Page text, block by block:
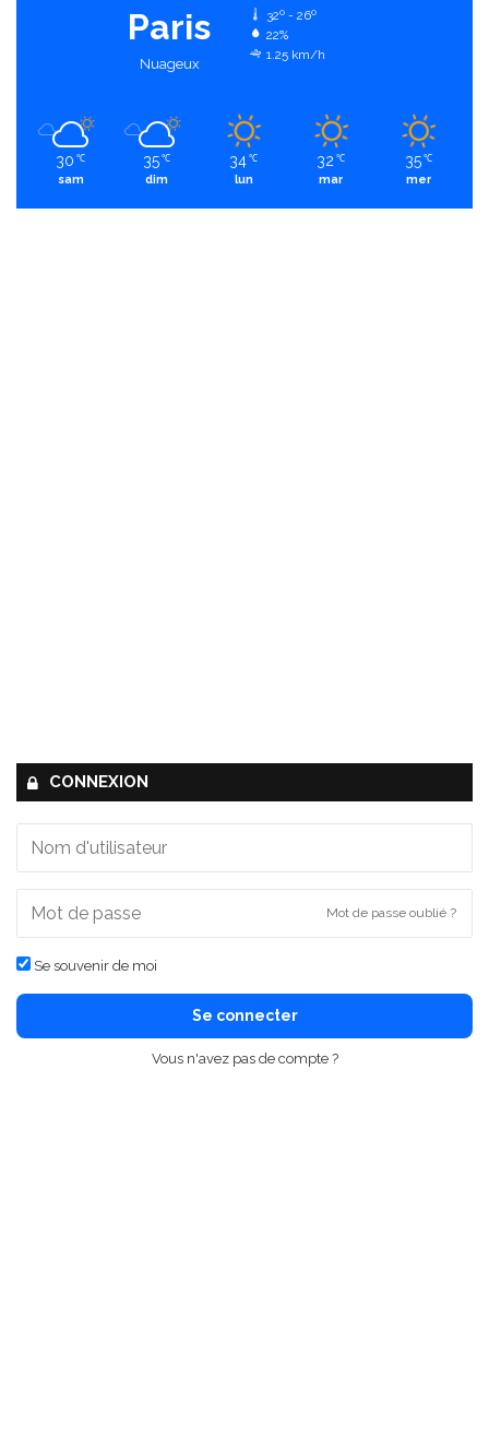
Paris
Nuageux
32º - 26º
22%
1.25 km/h
30 ℃
sam
35 ℃
dim
34 ℃
lun
32 ℃
mar
35 ℃
mer
CONNEXION
Mot de passe oublié ?
Se souvenir de moi
Se connecter
Vous n'avez pas de compte ?